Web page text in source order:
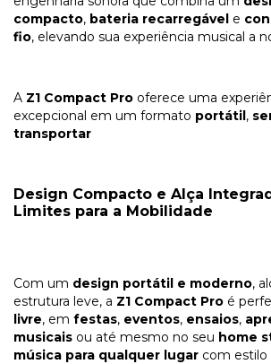
compacto, bateria recarregável e
fio, elevando sua experiência musical a
A Z1 Compact Pro oferece uma
excepcional em um formato portátil,
transportar
Design Compacto e Alça
Limites para a Mobilidade
Com um design portátil e moderno,
estrutura leve, a Z1 Compact Pro é
livre, em festas, eventos, ensaios,
musicais ou até mesmo no seu home
música para qualquer lugar com estilo